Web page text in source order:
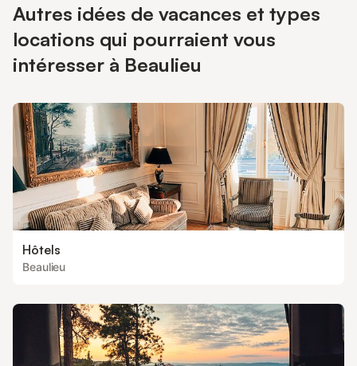
Autres idées de vacances et types
locations qui pourraient vous
intéresser à Beaulieu
Hôtels
Beaulieu